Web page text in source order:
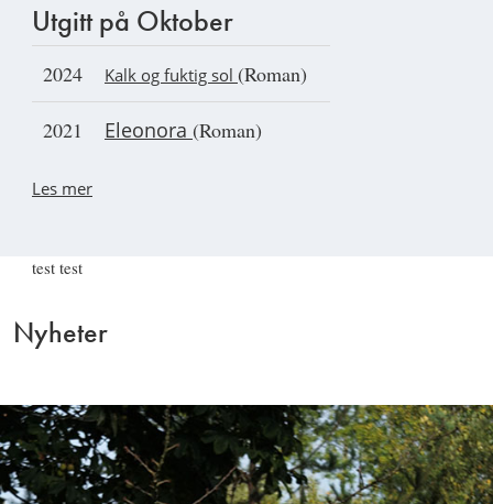
Utgitt på Oktober
2024
2021
Kalk og fuktig sol (Roman)
Eleonora (Roman)
Les mer
test test
Nyheter